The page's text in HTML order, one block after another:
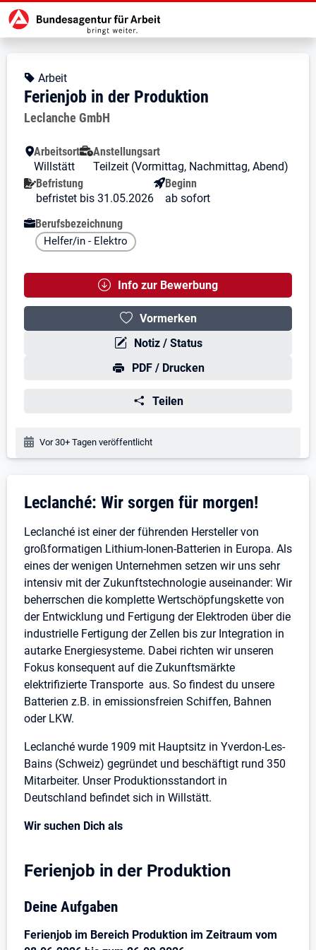
Zur Jobsuche Startseite
Stellendetails zu: Ferienjob in
Ferienjob in der Produktion
Ferienjob in der Produktion
Kopfbereich
Angebotsart:
Arbeit
Ferienjob in der Produktion
Arbeitgeber:
Leclanche GmbH
Besondere Merkmale
Arbeitsort
Willstätt
Anstellungsart
Teilzeit (Vormittag, Nachmittag, Abend)
Befristung
befristet bis 31.05.2026
Beginn
ab sofort
Berufsbezeichnung
Helfer/in - Elektro
Info zur Bewerbung
Vormerken
Notiz / Status
PDF / Drucken
Teilen
Veröffentlichungsdatum:
Vor 30+ Tagen veröffentlicht
Stellenbeschreibung
Leclanché: Wir sorgen für morgen!
Leclanché ist einer der führenden Hersteller von
großformatigen Lithium-Ionen-Batterien in Europa. Als
eines der wenigen Unternehmen setzen wir uns sehr
intensiv mit der Zukunftstechnologie auseinander: Wir
beherrschen die komplette Wertschöpfungskette von
der Entwicklung und Fertigung der Elektroden über die
industrielle Fertigung der Zellen bis zur Integration in
autarke Energiesysteme. Dabei richten wir unseren
Fokus konsequent auf die Zukunftsmärkte
elektrifizierte Transporte aus. So findest du unsere
Batterien z.B. in emissionsfreien Schiffen, Bahnen
oder LKW.
Leclanché wurde 1909 mit Hauptsitz in Yverdon-Les-
Bains (Schweiz) gegründet und beschäftigt rund 350
Mitarbeiter. Unser Produktionsstandort in
Deutschland befindet sich in Willstätt.
Wir suchen Dich als
Ferienjob in der Produktion
Deine Aufgaben
Ferienjob im Bereich Produktion im Zeitraum vom